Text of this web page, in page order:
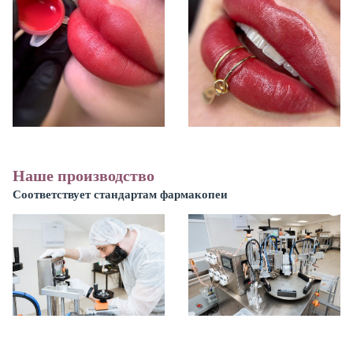
Наше производство
Соответствует стандартам фармакопеи